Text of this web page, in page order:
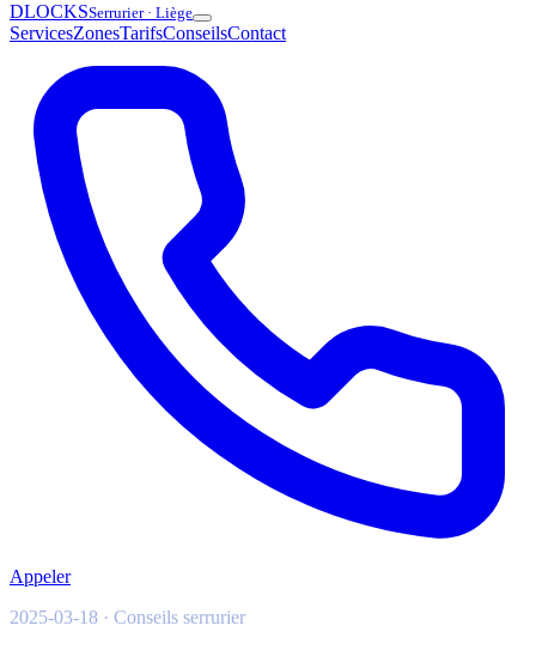
DLOCKSSerrurier · Liège
ServicesZonesTarifsConseilsContact
Appeler
2025-03-18 · Conseils serrurier